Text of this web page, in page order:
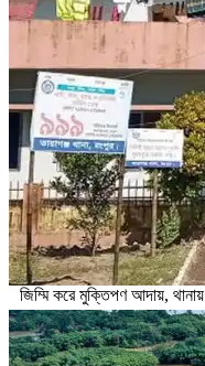
জিম্মি করে মুক্তিপণ আদায়,